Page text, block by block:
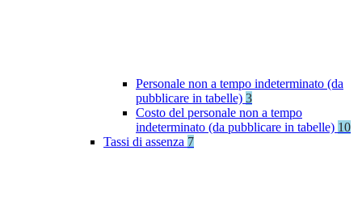
Personale non a tempo indeterminato (da
pubblicare in tabelle) 3
Costo del personale non a tempo
indeterminato (da pubblicare in tabelle) 10
Tassi di assenza 7